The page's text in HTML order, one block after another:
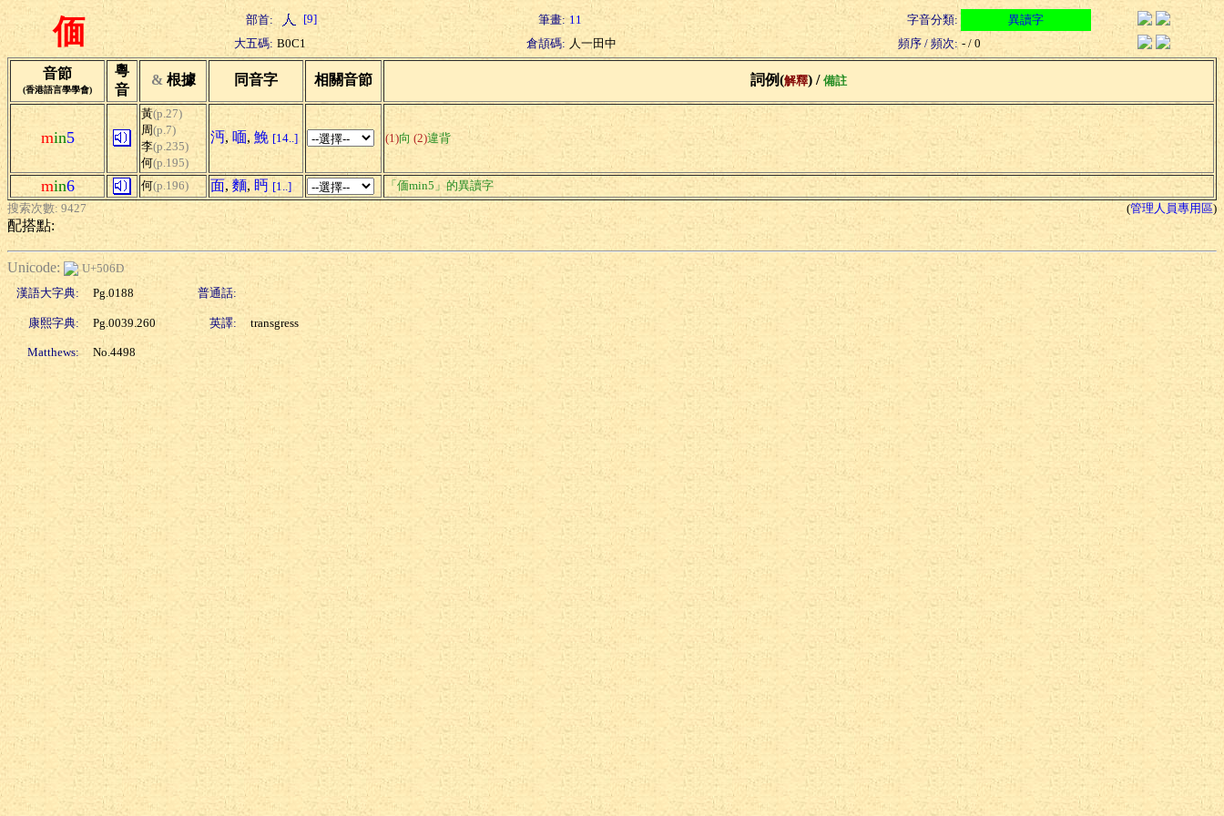
偭 部首: [9] 筆畫: 11 字音分類:
異讀字
大五碼: B0C1 倉頡碼: 人一田中 頻序 / 頻次: - / 0
音節
(香港語言學學會)
粵
音
& 根據 同音字 相關音節 詞例(解釋) / 備註
min5
黃(p.27)
周(p.7)
李(p.235)
何(p.195)
沔, 喕, 鮸 [14..] (1)向 (2)違背
min6 何(p.196) 面, 麵, 眄 [1..]
「偭min5」的異讀字
搜索次數: 9427
(管理人員專用區)
配搭點:
Unicode:
U+506D
漢語大字典:
Pg.0188 普通話:
康熙字典: Pg.0039.260 英譯: transgress
Matthews: No.4498